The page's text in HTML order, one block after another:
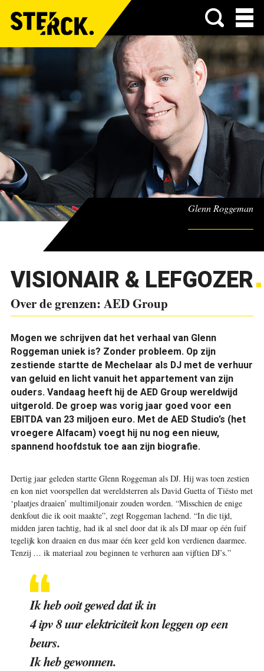
Menu
Glenn Roggeman
VISIONAIR & LEFGOZER
Over de grenzen: AED Group
Mogen we schrijven dat het verhaal van Glenn
Roggeman uniek is? Zonder probleem. Op zijn
zestiende startte de Mechelaar als DJ met de verhuur
van geluid en licht vanuit het appartement van zijn
ouders. Vandaag heeft hij de AED Group wereldwijd
uitgerold. De groep was vorig jaar goed voor een
EBITDA van 23 miljoen euro. Met de AED Studio’s (het
vroegere Alfacam) voegt hij nu nog een nieuw,
spannend hoofdstuk toe aan zijn biografie.
Dertig jaar geleden startte Glenn Roggeman als DJ. Hij was toen zestien
en kon niet voorspellen dat wereldsterren als David Guetta of Tiësto met
‘plaatjes draaien’ multimiljonair zouden worden. “Misschien de enige
denkfout die ik ooit maakte”, zegt Roggeman lachend. “In die tijd,
midden jaren tachtig, had ik al snel door dat ik als DJ maar op één fuif
tegelijk kon draaien en dus maar één keer geld kon verdienen daarmee.
Tenzij … ik materiaal zou beginnen te verhuren aan vijftien DJ’s.”
Ik heb ooit gewed dat ik in
4 ipv 8 uur elektriciteit kon leggen op een
beurs.
Ik heb gewonnen.